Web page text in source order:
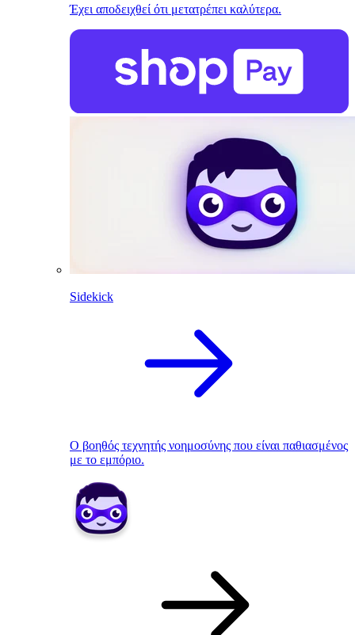
Έχει αποδειχθεί ότι μετατρέπει καλύτερα.
Sidekick
Ο βοηθός τεχνητής νοημοσύνης που είναι παθιασμένος
με το εμπόριο.